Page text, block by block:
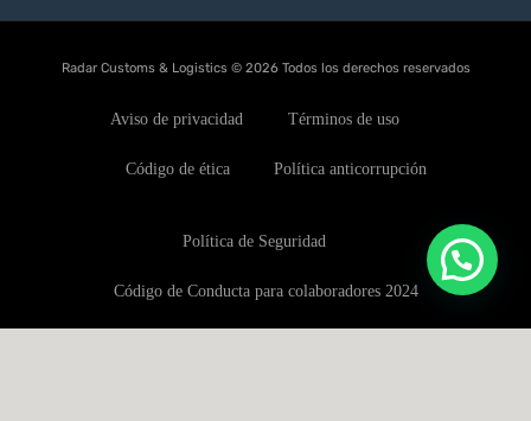
Radar Customs & Logistics © 2026 Todos los derechos reservados
Aviso de privacidad Términos de uso
Código de ética Política anticorrupción
Política de Seguridad
Código de Conducta para colaboradores 2024